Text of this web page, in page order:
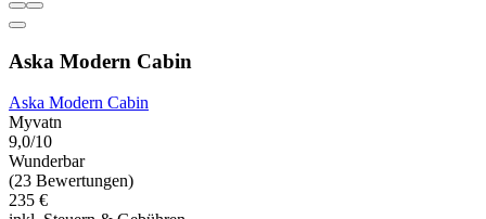
Aska Modern Cabin
Aska Modern Cabin
Myvatn
9,0/10
Wunderbar
(23 Bewertungen)
235 €